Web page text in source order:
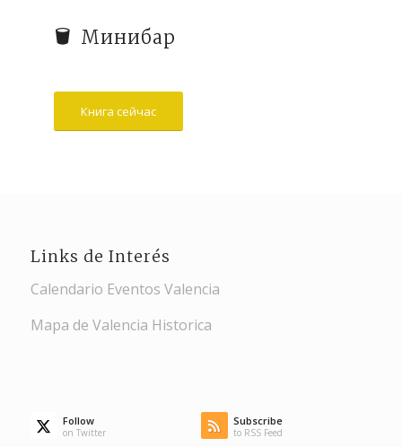
Минибар
Книга сейчас
Links de Interés
Calendario Eventos Valencia
Mapa de Valencia Historica
Follow
on Twitter
Subscribe
to RSS Feed